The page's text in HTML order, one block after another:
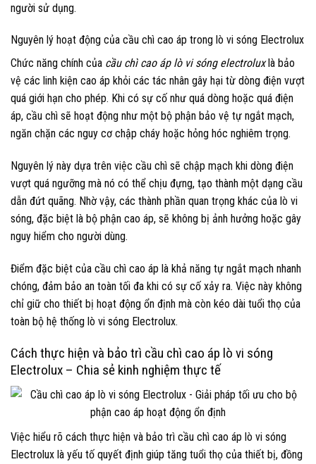
người sử dụng.
Nguyên lý hoạt động của cầu chì cao áp trong lò vi sóng Electrolux
Chức năng chính của cầu chì cao áp lò vi sóng electroluxlà bảo
vệ các linh kiện cao áp khỏi các tác nhân gây hại từ dòng điện vượt
quá giới hạn cho phép. Khi có sự cố như quá dòng hoặc quá điện
áp, cầu chì sẽ hoạt động như một bộ phận bảo vệ tự ngắt mạch,
ngăn chặn các nguy cơ chập cháy hoặc hỏng hóc nghiêm trọng.
Nguyên lý này dựa trên việc cầu chì sẽ chập mạch khi dòng điện
vượt quá ngưỡng mà nó có thể chịu đựng, tạo thành một dạng cầu
dẫn đứt quãng. Nhờ vậy, các thành phần quan trọng khác của lò vi
sóng, đặc biệt là bộ phận cao áp, sẽ không bị ảnh hưởng hoặc gây
nguy hiểm cho người dùng.
Điểm đặc biệt của cầu chì cao áp là khả năng tự ngắt mạch nhanh
chóng, đảm bảo an toàn tối đa khi có sự cố xảy ra. Việc này không
chỉ giữ cho thiết bị hoạt động ổn định mà còn kéo dài tuổi thọ của
toàn bộ hệ thống lò vi sóng Electrolux.
Cách thực hiện và bảo trì cầu chì cao áp lò vi sóng
Electrolux – Chia sẻ kinh nghiệm thực tế
Việc hiểu rõ cách thực hiện và bảo trì cầu chì cao áp lò vi sóng
Electrolux là yếu tố quyết định giúp tăng tuổi thọ của thiết bị, đồng